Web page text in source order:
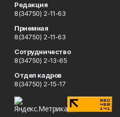
Редакция
8(34750) 2-11-63
Приемная
8(34750) 2-11-63
Сотрудничество
8(34750) 2-13-65
Отдел кадров
8(34750) 2-15-17